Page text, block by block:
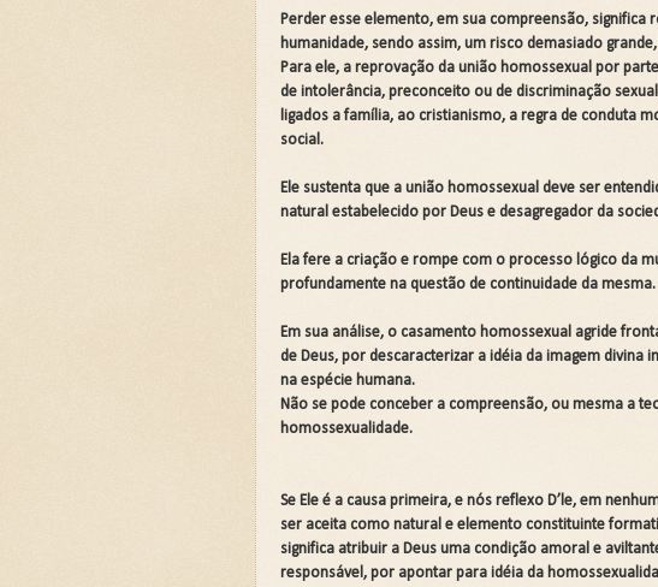
Perder esse elemento, em sua compreensão,
humanidade, sendo assim, um risco demasiado
Para ele, a reprovação da união homossexual por
de intolerância, preconceito ou de discriminação
ligados a família, ao cristianismo, a regra de conduta
social.
Ele sustenta que a união homossexual deve ser
natural estabelecido por Deus e desagregador da
Ela fere a criação e rompe com o processo lógico da
profundamente na questão de continuidade da mesma.
Em sua análise, o casamento homossexual agride
de Deus, por descaracterizar a idéia da imagem divina
na espécie humana.
Não se pode conceber a compreensão, ou mesma a
homossexualidade.
Se Ele é a causa primeira, e nós reflexo D’le, em
ser aceita como natural e elemento constituinte
significa atribuir a Deus uma condição amoral e
responsável, por apontar para idéia da